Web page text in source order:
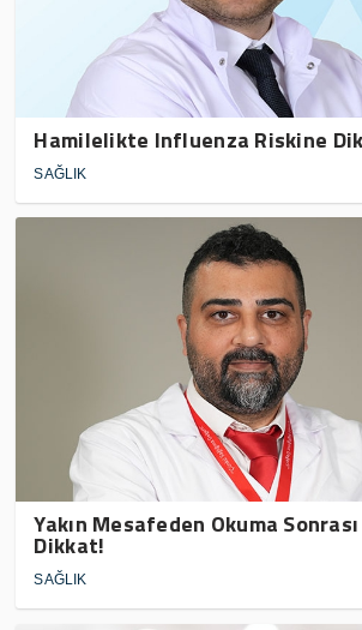
Hamilelikte Influenza Riskine
SAĞLIK
Yakın Mesafeden Okuma Sonrası
Dikkat!
SAĞLIK